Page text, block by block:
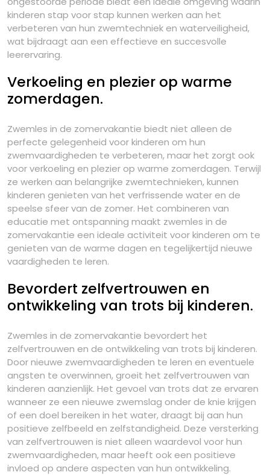
kinderen stap voor stap kunnen werken aan het
verbeteren van hun zwemtechniek en waterveiligheid,
wat bijdraagt aan een effectieve en succesvolle
leerervaring.
Verkoeling en plezier op warme
zomerdagen.
Zwemles in de zomervakantie biedt niet alleen de
perfecte gelegenheid voor kinderen om hun
zwemvaardigheden te verbeteren, maar het zorgt ook
voor verkoeling en plezier op warme zomerdagen. Terwijl
ze werken aan belangrijke zwemtechnieken, kunnen
kinderen genieten van het verfrissende water en de
speelse sfeer van de zomer. Het combineren van
educatie met ontspanning maakt zwemles in de
zomervakantie een ideale activiteit voor kinderen om te
genieten van de warme dagen en tegelijkertijd nieuwe
vaardigheden te leren.
Bevordert zelfvertrouwen en
ontwikkeling van trots bij kinderen.
Zwemles in de zomervakantie bevordert het
zelfvertrouwen en de ontwikkeling van trots bij kinderen.
Door nieuwe zwemvaardigheden te leren en eventuele
angsten te overwinnen, groeit het zelfvertrouwen van
kinderen aanzienlijk. Het gevoel van trots dat ze ervaren
wanneer ze een nieuwe zwemslag onder de knie krijgen
of een doel bereiken in het water, draagt bij aan hun
positieve zelfbeeld en zelfstandigheid. Deze versterking
van zelfvertrouwen is niet alleen waardevol voor hun
zwemvaardigheden, maar heeft ook een positieve
invloed op andere aspecten van hun ontwikkeling.